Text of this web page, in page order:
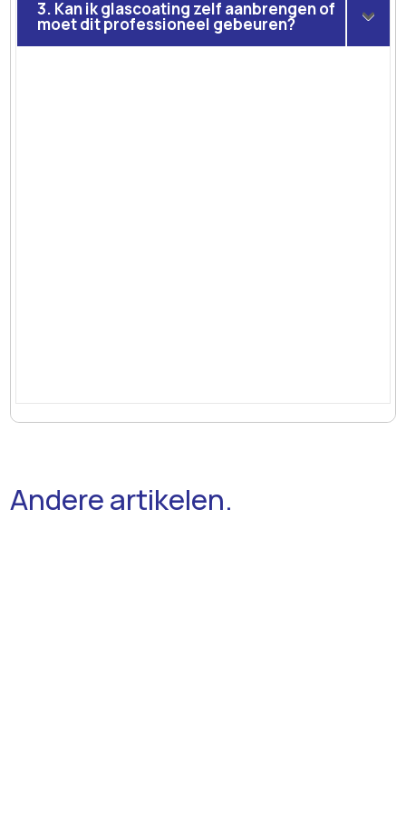
3. Kan ik glascoating zelf aanbrengen of
moet dit professioneel gebeuren?
Andere artikelen.